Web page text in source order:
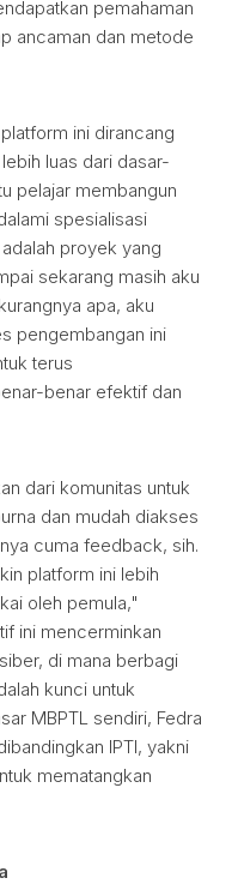
pemahaman
ancaman dan metode
ini dirancang
luas dari dasar-
pelajar membangun
spesialisasi
proyek yang
sekarang masih aku
apa, aku
pengembangan ini
terus
benar efektif dan
dari komunitas untuk
dan mudah diakses
cuma feedback, sih.
platform ini lebih
oleh pemula,"
ini mencerminkan
di mana berbagi
kunci untuk
MBPTL sendiri, Fedra
IPTI, yakni
mematangkan